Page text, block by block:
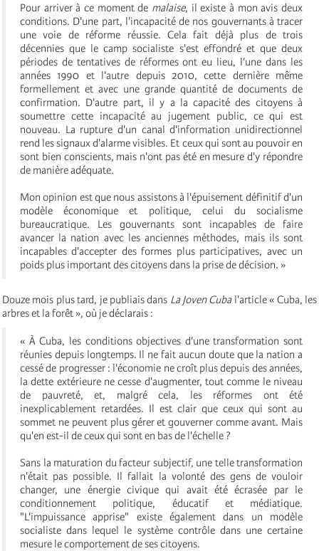
Pour arriver à ce moment de malaise, il existe à mon avis deux
conditions. D'une part, l'incapacité de nos gouvernants à tracer
une voie de réforme réussie. Cela fait déjà plus de trois
décennies que le camp socialiste s'est effondré et que deux
périodes de tentatives de réformes ont eu lieu, l'une dans les
années 1990 et l'autre depuis 2010, cette dernière même
formellement et avec une grande quantité de documents de
confirmation. D'autre part, il y a la capacité des citoyens à
soumettre cette incapacité au jugement public, ce qui est
nouveau. La rupture d'un canal d'information unidirectionnel
rend les signaux d'alarme visibles. Et ceux qui sont au pouvoir en
sont bien conscients, mais n'ont pas été en mesure d'y répondre
de manière adéquate.
Mon opinion est que nous assistons à l'épuisement définitif d'un
modèle économique et politique, celui du socialisme
bureaucratique. Les gouvernants sont incapables de faire
avancer la nation avec les anciennes méthodes, mais ils sont
incapables d'accepter des formes plus participatives, avec un
poids plus important des citoyens dans la prise de décision. »
Douze mois plus tard, je publiais dans La Joven Cubal'article « Cuba, les
arbres et la forêt », où je déclarais :
« À Cuba, les conditions objectives d'une transformation sont
réunies depuis longtemps. Il ne fait aucun doute que la nation a
cessé de progresser : l'économie ne croît plus depuis des années,
la dette extérieure ne cesse d'augmenter, tout comme le niveau
de pauvreté, et, malgré cela, les réformes ont été
inexplicablement retardées. Il est clair que ceux qui sont au
sommet ne peuvent plus gérer et gouverner comme avant. Mais
qu'en est-il de ceux qui sont en bas de l'échelle ?
Sans la maturation du facteur subjectif, une telle transformation
n'était pas possible. Il fallait la volonté des gens de vouloir
changer, une énergie civique qui avait été écrasée par le
conditionnement politique, éducatif et médiatique.
"L'impuissance apprise" existe également dans un modèle
socialiste dans lequel le système contrôle dans une certaine
mesure le comportement de ses citoyens.